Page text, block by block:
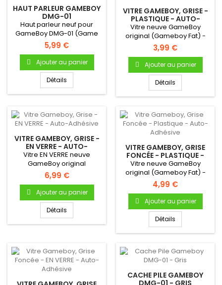
HAUT PARLEUR GAMEBOY
DMG-01
Haut parleur neuf pour
GameBoy DMG-01 (Game
Boy Original) !Haut parleur...
5,99 €
Ajouter au panier
Détails
VITRE GAMEBOY, GRISE -
PLASTIQUE - AUTO-
ADHÉSIVE
Vitre neuve GameBoy
original (Gameboy Fat) -
Autocollante - Uniquement
pour...
3,99 €
Ajouter au panier
Détails
VITRE GAMEBOY, GRISE -
EN VERRE - AUTO-
ADHÉSIVE
Vitre EN VERRE neuve
GameBoy original
(Gameboy Fat) -
Autocollante -...
6,99 €
Ajouter au panier
Détails
VITRE GAMEBOY, GRISE
FONCÉE - PLASTIQUE -
AUTO-ADHÉSIVE
Vitre neuve GameBoy
original (Gameboy Fat) -
Autocollante - Uniquement
pour...
4,99 €
Ajouter au panier
Détails
CACHE PILE GAMEBOY